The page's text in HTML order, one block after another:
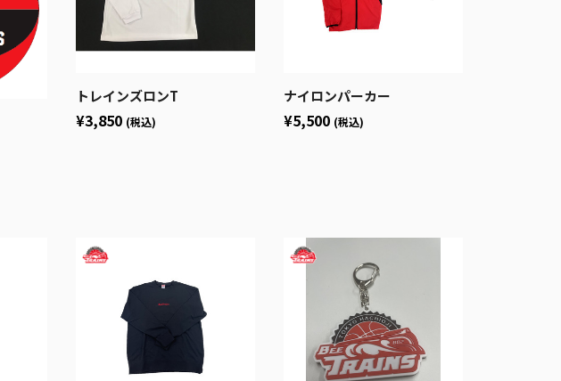
トレインズロンT
¥3,850 (税込)
ナイロンパーカー
¥5,500 (税込)